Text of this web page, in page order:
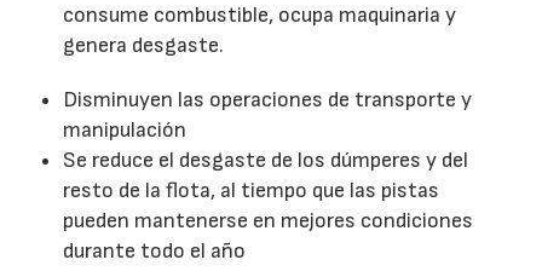
consume combustible, ocupa maquinaria y
genera desgaste.
Disminuyen las operaciones de transporte y
manipulación
Se reduce el desgaste de los dúmperes y del
resto de la flota, al tiempo que las pistas
pueden mantenerse en mejores condiciones
durante todo el año